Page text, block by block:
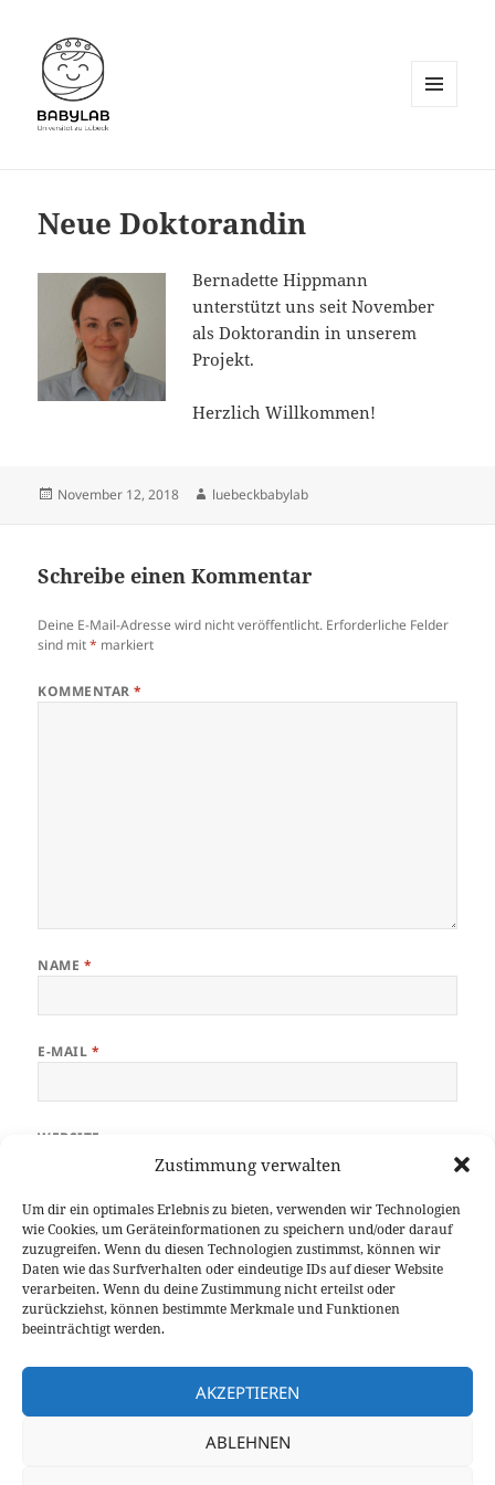
Zustimmung verwalten
Um dir ein optimales Erlebnis zu bieten, verwenden wir Technologien
wie Cookies, um Geräteinformationen zu speichern und/oder darauf
zuzugreifen. Wenn du diesen Technologien zustimmst, können wir
Daten wie das Surfverhalten oder eindeutige IDs auf dieser Website
verarbeiten. Wenn du deine Zustimmung nicht erteilst oder
zurückziehst, können bestimmte Merkmale und Funktionen
beeinträchtigt werden.
AKZEPTIEREN
ABLEHNEN
Neue Doktorandin
Bernadette Hippmann
unterstützt uns seit November
als Doktorandin in unserem
Projekt.
Herzlich Willkommen!
Veröffentlicht
November 12, 2018 Autor
luebeckbabylab
Schreibe einen Kommentar
Deine E-Mail-Adresse wird nicht veröffentlicht. Erforderliche Felder
sind mit* markiert
KOMMENTAR*
NAME *
E-MAIL *
WEBSITE
Beitrags-
Navigation
ZURÜCK
Vorheriger
Beitrag:
Welche Rolle spielen räumliche
Frequenzen für die
Emotionsverarbeitung von Säuglingen?